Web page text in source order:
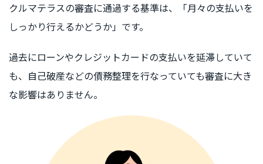
クルマテラスの審査に通過する基準は、「月々の支払いを
しっかり行えるかどうか」です。
過去にローンやクレジットカードの支払いを延滞していて
も、自己破産などの債務整理を行なっていても審査に大き
な影響はありません。